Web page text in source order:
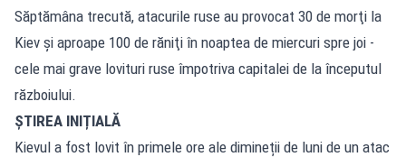
Săptămâna trecută, atacurile ruse au provocat 30 de morţi la
Kiev şi aproape 100 de răniţi în noaptea de miercuri spre joi -
cele mai grave lovituri ruse împotriva capitalei de la începutul
războiului.
ȘTIREA INIȚIALĂ
Kievul a fost lovit în primele ore ale dimineții de luni de un atac